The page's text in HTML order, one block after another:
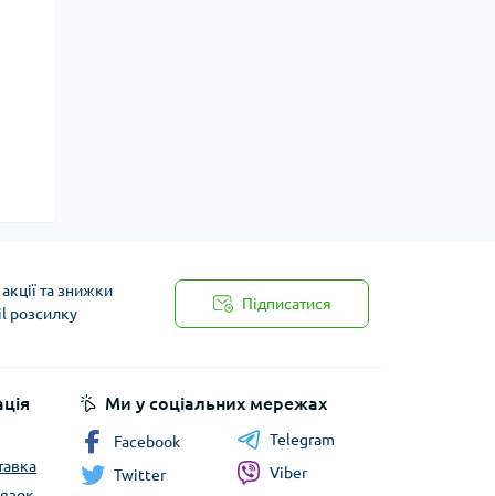
та знижки
розсилку
Підписатися
Ми у соціальних мережах
Facebook
Twitter
Telegram
Viber